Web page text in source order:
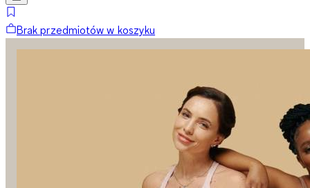
Brak przedmiotów w koszyku